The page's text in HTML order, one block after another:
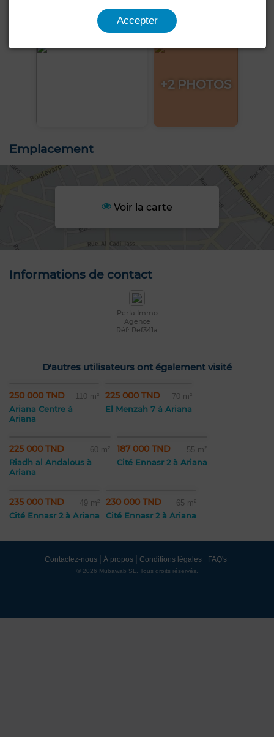
+2 PHOTOS
Emplacement
Voir la carte
Informations de contact
Perla Immo
Agence
Réf: Ref341a
D'autres utilisateurs ont également visité
250 000 TND 110 m²
Ariana Centre à
Ariana
225 000 TND 70 m²
El Menzah 7 à Ariana
225 000 TND 60 m²
Riadh al Andalous à
Ariana
187 000 TND 55 m²
Cité Ennasr 2 à Ariana
235 000 TND 49 m²
Cité Ennasr 2 à Ariana
230 000 TND 65 m²
Cité Ennasr 2 à Ariana
Contactez-nous À propos Conditions légales FAQ's
© 2026 Mubawab SL. Tous droits réservés.
Accepter